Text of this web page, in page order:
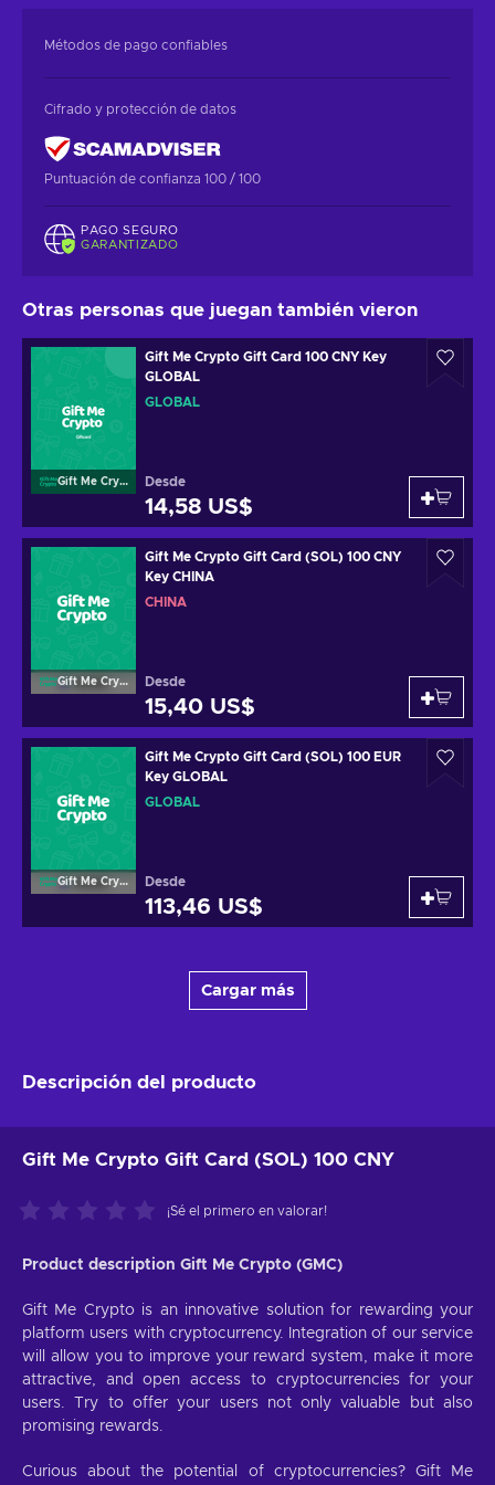
Métodos de pago confiables
Cifrado y protección de datos
Puntuación de confianza 100 / 100
PAGO SEGURO
GARANTIZADO
Otras personas que juegan también vieron
Gift Me Crypto
Gift Me Crypto Gift Card 100 CNY Key
GLOBAL
GLOBAL
Desde
14,58 US$
Gift Me Crypto
Gift Me Crypto Gift Card (SOL) 100 CNY
Key CHINA
CHINA
Desde
15,40 US$
Gift Me Crypto
Gift Me Crypto Gift Card (SOL) 100 EUR
Key GLOBAL
GLOBAL
Desde
113,46 US$
Cargar más
Descripción del producto
Gift Me Crypto Gift Card (SOL) 100 CNY
¡Sé el primero en valorar!
Product description Gift Me Crypto (GMC)
Gift Me Crypto is an innovative solution for rewarding your
platform users with cryptocurrency. Integration of our service
will allow you to improve your reward system, make it more
attractive, and open access to cryptocurrencies for your
users. Try to offer your users not only valuable but also
promising rewards.
Curious about the potential of cryptocurrencies? Gift Me